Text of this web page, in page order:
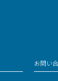
お問い